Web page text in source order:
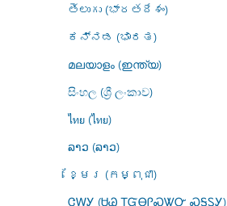
తెలుగు (భారతదేశం)
ಕನ್ನಡ (ಭಾರತ)
മലയാളം (ഇന്ത്യ)
සිංහල (ශ්‍රී ලංකාව)
ไทย (ไทย)
ລາວ (ລາວ)
ខ្មែរ (កម្ពុជា)
ᏣᎳᎩ (ᏌᏊ ᎢᏳᎾᎵᏍᏔᏅ ᏍᎦᏚᎩ)